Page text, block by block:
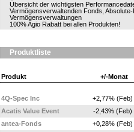
Übersicht der wichtigsten
Vermögensverwaltenden Fonds,
Vermögensverwaltungen
100% Agio Rabatt bei allen Produkten!
Produktliste
Produkt +/-Monat
4Q-Spec Inc
+2,77% (Feb)
Acatis Value Event
-2,43% (Feb)
antea-Fonds
+0,28% (Feb)